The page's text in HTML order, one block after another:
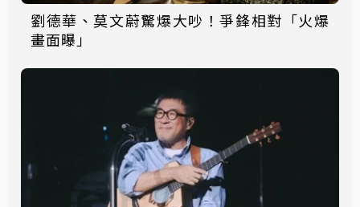
劉德華、莫文蔚驚爆大吵！爭鋒相對「火爆
畫面曝」